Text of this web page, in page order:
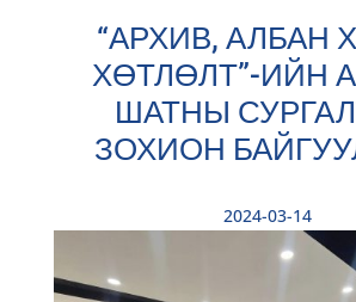
“АРХИВ, АЛБАН
ХӨТЛӨЛТ”-ИЙН
ШАТНЫ
ЗОХИОН
2024-03-14